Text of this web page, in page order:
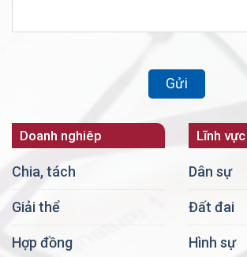
Doanh nghiêp
Chia, tách
Giải thể
Hợp đồng
Lĩnh vực
Dân sự
Đất đai
Hình sự